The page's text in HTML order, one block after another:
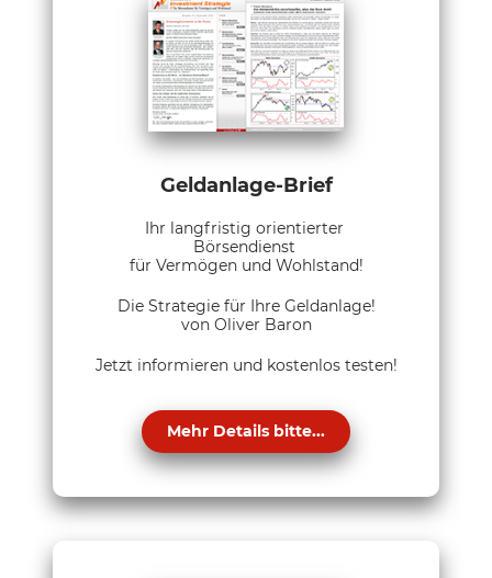
Geldanlage-Brief
Ihr langfristig orientierter
Börsendienst
für Vermögen und Wohlstand!
Die Strategie für Ihre Geldanlage!
von Oliver Baron
Jetzt informieren und kostenlos testen!
Mehr Details bitte...